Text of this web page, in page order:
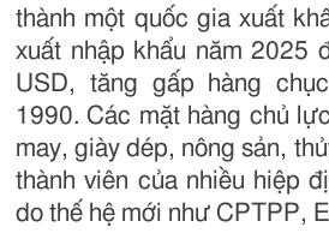
thành một quốc gia xuất
xuất nhập khẩu năm 2025
USD, tăng gấp hàng
1990. Các mặt hàng chủ
may, giày dép, nông sản,
thành viên của nhiều hiệp
do thế hệ mới như CPTPP,